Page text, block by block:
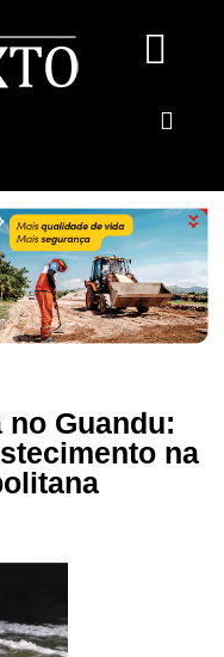
Guandu:
na